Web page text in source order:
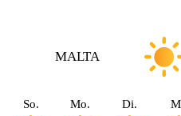
MALTA
So. Mo. Di.